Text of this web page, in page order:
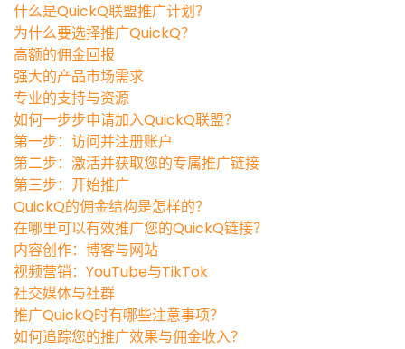
什么是QuickQ联盟推广计划？
为什么要选择推广QuickQ？
高额的佣金回报
强大的产品市场需求
专业的支持与资源
如何一步步申请加入QuickQ联盟？
第一步：访问并注册账户
第二步：激活并获取您的专属推广链接
第三步：开始推广
QuickQ的佣金结构是怎样的？
在哪里可以有效推广您的QuickQ链接？
内容创作：博客与网站
视频营销：YouTube与TikTok
社交媒体与社群
推广QuickQ时有哪些注意事项？
如何追踪您的推广效果与佣金收入？